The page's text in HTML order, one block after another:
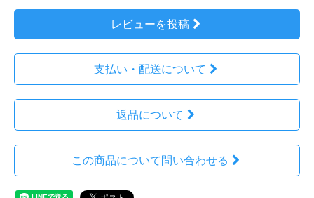
レビューを投稿
支払い・配送について
返品について
この商品について問い合わせる